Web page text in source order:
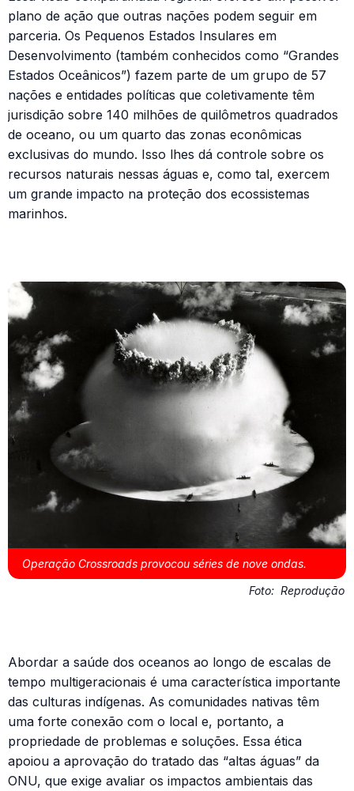
plano de ação que outras nações podem seguir em
parceria. Os Pequenos Estados Insulares em
Desenvolvimento (também conhecidos como “Grandes
Estados Oceânicos”) fazem parte de um grupo de 57
nações e entidades políticas que coletivamente têm
jurisdição sobre 140 milhões de quilômetros quadrados
de oceano, ou um quarto das zonas econômicas
exclusivas do mundo. Isso lhes dá controle sobre os
recursos naturais nessas águas e, como tal, exercem
um grande impacto na proteção dos ecossistemas
marinhos.
Operação Crossroads provocou séries de nove ondas.
Foto: Reprodução
Abordar a saúde dos oceanos ao longo de escalas de
tempo multigeracionais é uma característica importante
das culturas indígenas. As comunidades nativas têm
uma forte conexão com o local e, portanto, a
propriedade de problemas e soluções. Essa ética
apoiou a aprovação do tratado das “altas águas” da
ONU, que exige avaliar os impactos ambientais das